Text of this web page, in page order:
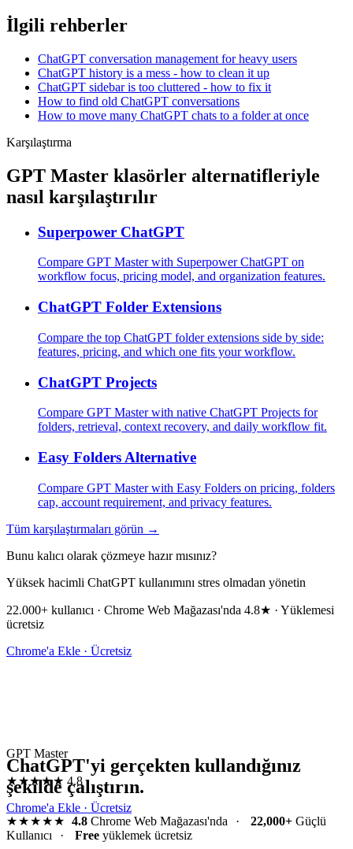
İlgili rehberler
ChatGPT conversation management for heavy users
ChatGPT history is a mess - how to clean it up
ChatGPT sidebar is too cluttered - how to fix it
How to find old ChatGPT conversations
How to move many ChatGPT chats to a folder at once
Karşılaştırma
GPT Master klasörler alternatifleriyle
nasıl karşılaştırılır
Superpower ChatGPT
Compare GPT Master with Superpower ChatGPT on
workflow focus, pricing model, and organization features.
ChatGPT Folder Extensions
Compare the top ChatGPT folder extensions side by side:
features, pricing, and which one fits your workflow.
ChatGPT Projects
Compare GPT Master with native ChatGPT Projects for
folders, retrieval, context recovery, and daily workflow fit.
Easy Folders Alternative
Compare GPT Master with Easy Folders on pricing, folders
cap, account requirement, and privacy features.
Tüm karşılaştırmaları görün →
Bunu kalıcı olarak çözmeye hazır mısınız?
Yüksek hacimli ChatGPT kullanımını stres olmadan yönetin
22.000+ kullanıcı · Chrome Web Mağazası'nda 4.8★ · Yüklemesi
ücretsiz
Chrome'a Ekle · Ücretsiz
GPT Master
★★★★★ 4.8
Chrome'a Ekle · Ücretsiz
ChatGPT'yi gerçekten kullandığınız
şekilde çalıştırın.
★★★★★ 4.8Chrome Web Mağazası'nda · 22,000+Güçlü
Kullanıcı
· Free yüklemek ücretsiz